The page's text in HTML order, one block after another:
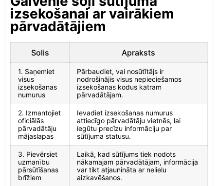
izsekošanai ar vairākiem
pārvadātājiem
Solis Apraksts
1. Saņemiet
visus
izsekošanas
numurus
Pārbaudiet, vai nosūtītājs ir
nodrošinājis visus nepieciešamos
izsekošanas kodus katram
pārvadātājam.
2. Izmantojiet
oficiālās
pārvadātāju
mājaslapas
Ievadiet izsekošanas numurus
attiecīgo pārvadātāju vietnēs, lai
iegūtu precīzu informāciju par
sūtījuma statusu.
3. Pievērsiet
uzmanību
pārsūtīšanas
brīžiem
Laikā, kad sūtījums tiek nodots
nākamajam pārvadātājam, informācija
var tikt atjaunināta ar nelielu
aizkavēšanos.